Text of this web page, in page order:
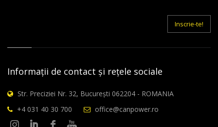
Inscrie-te!
Informații de contact și rețele sociale
Str. Preciziei Nr. 32, București 062204 - ROMANIA
+4 031 40 30 700
office@canpower.ro